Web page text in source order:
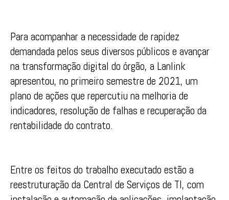
Para acompanhar a necessidade de rapidez
demandada pelos seus diversos públicos e avançar
na transformação digital do órgão, a Lanlink
apresentou, no primeiro semestre de 2021, um
plano de ações que repercutiu na melhoria de
indicadores, resolução de falhas e recuperação da
rentabilidade do contrato.
Entre os feitos do trabalho executado estão a
reestruturação da Central de Serviços de TI, com